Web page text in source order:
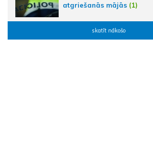
atgriešanās mājās (1)
skatīt nākošo